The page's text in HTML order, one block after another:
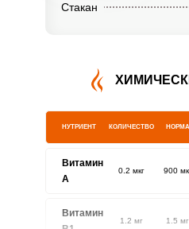
Стакан
НУТРИЕНТ КОЛИЧЕСТВО НОРМА
Витамин
A
0.2 мкг 900
Витамин
1.2 мг 1.5 мг